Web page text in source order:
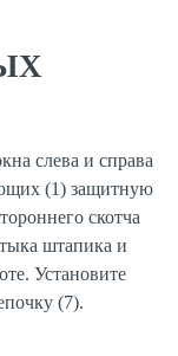
слева и справа
(1) защитную
скотча
штапика и
Установите
(7).